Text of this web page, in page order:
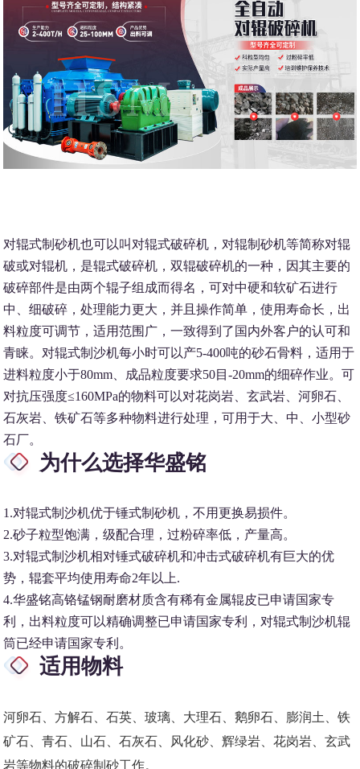
对辊式制砂机也可以叫对辊式破碎机，对辊制砂机等简称对辊
破或对辊机，是辊式破碎机，双辊破碎机的一种，因其主要的
破碎部件是由两个辊子组成而得名，可对中硬和软矿石进行
中、细破碎，处理能力更大，并且操作简单，使用寿命长，出
料粒度可调节，适用范围广，一致得到了国内外客户的认可和
青睐。对辊式制沙机每小时可以产5-400吨的砂石骨料，适用于
进料粒度小于80mm、成品粒度要求50目-20mm的细碎作业。可
对抗压强度≤160MPa的物料可以对花岗岩、玄武岩、河卵石、
石灰岩、铁矿石等多种物料进行处理，可用于大、中、小型砂
石厂。
为什么选择华盛铭
1.对辊式制沙机优于锤式制砂机，不用更换易损件。
2.砂子粒型饱满，级配合理，过粉碎率低，产量高。
3.对辊式制沙机相对锤式破碎机和冲击式破碎机有巨大的优
势，辊套平均使用寿命2年以上.
4.华盛铭高铬锰钢耐磨材质含有稀有金属辊皮已申请国家专
利，出料粒度可以精确调整已申请国家专利，对辊式制沙机辊
筒已经申请国家专利。
适用物料
河卵石、方解石、石英、玻璃、大理石、鹅卵石、膨润土、铁
矿石、青石、山石、石灰石、风化砂、辉绿岩、花岗岩、玄武
岩等物料的破碎制砂工作。